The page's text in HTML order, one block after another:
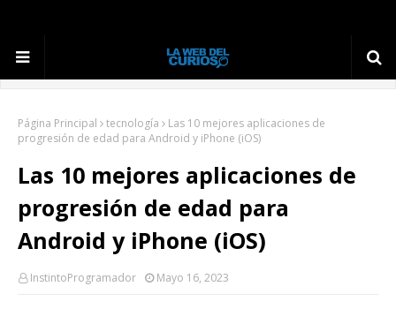
Página Principal tecnología
Las 10 mejores aplicaciones de
progresión de edad para Android y iPhone (iOS)
Las 10 mejores aplicaciones de
progresión de edad para
Android y iPhone (iOS)
InstintoProgramador Mayo 16, 2023